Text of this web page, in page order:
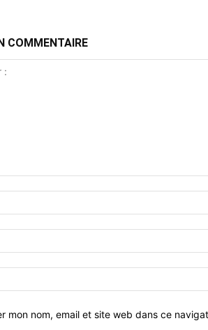
COMMENTAIRE
mon nom, email et site web dans ce